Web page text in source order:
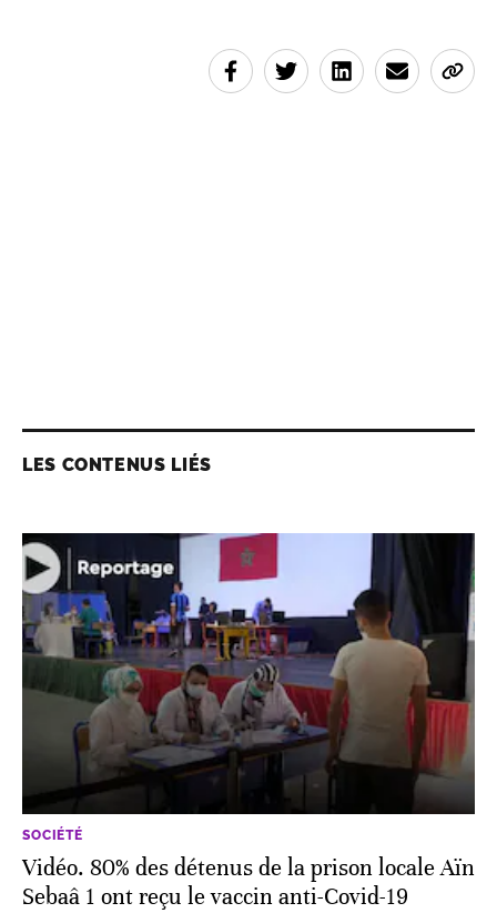
LES CONTENUS LIÉS
SOCIÉTÉ
Vidéo. 80% des détenus de la prison locale Aïn
Sebaâ 1 ont reçu le vaccin anti-Covid-19